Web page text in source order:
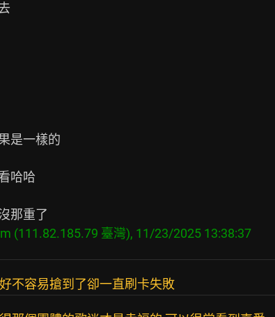
是一樣的
哈哈
不容易搶到了卻一直刷卡失敗